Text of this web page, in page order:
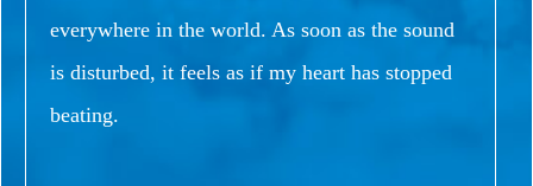
everywhere in the world. As soon as the sound
is disturbed, it feels as if my heart has stopped
beating.